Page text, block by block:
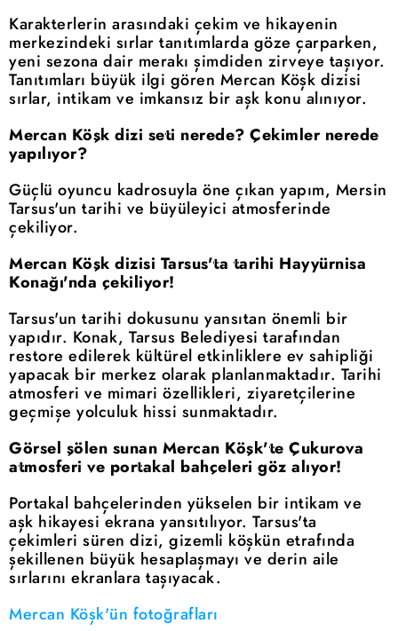
Karakterlerin arasındaki çekim ve hikayenin
merkezindeki sırlar tanıtımlarda göze çarparken,
yeni sezona dair merakı şimdiden zirveye taşıyor.
Tanıtımları büyük ilgi gören Mercan Köşk dizisi
sırlar, intikam ve imkansız bir aşk konu alınıyor.
Mercan Köşk dizi seti nerede? Çekimler nerede
yapılıyor?
Güçlü oyuncu kadrosuyla öne çıkan yapım, Mersin
Tarsus'un tarihi ve büyüleyici atmosferinde
çekiliyor.
Mercan Köşk dizisi Tarsus'ta tarihi Hayyürnisa
Konağı'nda çekiliyor!
Tarsus'un tarihi dokusunu yansıtan önemli bir
yapıdır. Konak, Tarsus Belediyesi tarafından
restore edilerek kültürel etkinliklere ev sahipliği
yapacak bir merkez olarak planlanmaktadır. Tarihi
atmosferi ve mimari özellikleri, ziyaretçilerine
geçmişe yolculuk hissi sunmaktadır.
Görsel şölen sunan Mercan Köşk'te Çukurova
atmosferi ve portakal bahçeleri göz alıyor!
Portakal bahçelerinden yükselen bir intikam ve
aşk hikayesi ekrana yansıtılıyor. Tarsus'ta
çekimleri süren dizi, gizemli köşkün etrafında
şekillenen büyük hesaplaşmayı ve derin aile
sırlarını ekranlara taşıyacak.
Mercan Köşk'ün fotoğrafları